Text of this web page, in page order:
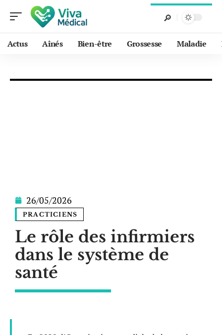
Actus Aînés Bien-être Grossesse Maladie
26/05/2026
PRACTICIENS
Le rôle des infirmiers
dans le système de
santé